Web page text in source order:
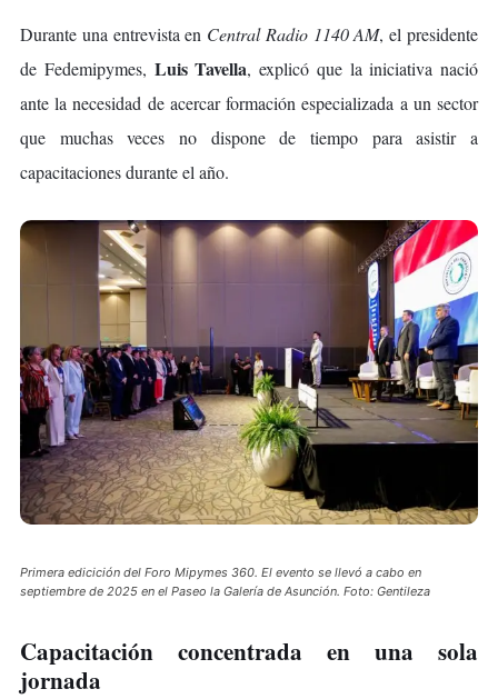
Durante una entrevista en Central Radio 1140 AM, el presidente
de Fedemipymes, Luis Tavella, explicó que la iniciativa nació
ante la necesidad de acercar formación especializada a un sector
que muchas veces no dispone de tiempo para asistir a
capacitaciones durante el año.
Primera edicición del Foro Mipymes 360. El evento se llevó a cabo en
septiembre de 2025 en el Paseo la Galería de Asunción. Foto: Gentileza
Capacitación concentrada en una sola
jornada